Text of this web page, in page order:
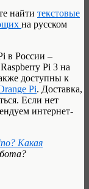
найти текстовые
на русском
в России –
Pi 3 на
доступны к
Pi. Доставка,
Если нет
интернет-
Какая